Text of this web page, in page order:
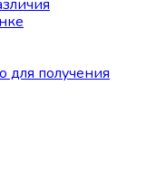
для получения